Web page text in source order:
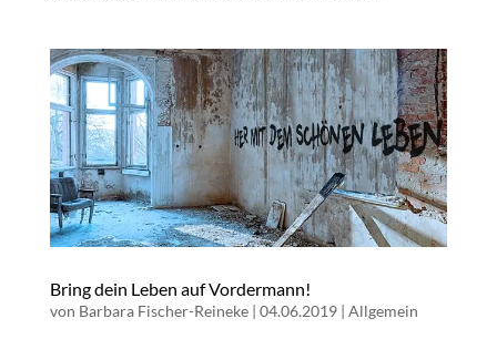
Bring dein Leben auf Vordermann!
von Barbara Fischer-Reineke| 04.06.2019| Allgemein